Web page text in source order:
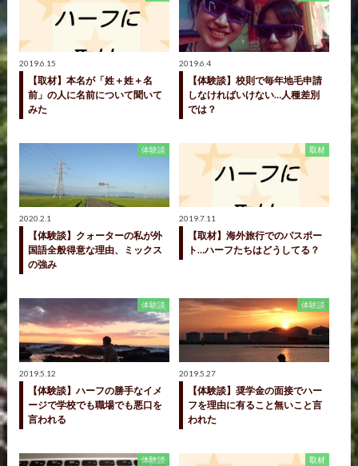
2019.6.15
【取材】本名が「姓＋姓＋名
前」の人に名前について聞いて
みた
2019.6.4
【体験談】校則で毎年地毛申請
しなければいけない…人種差別
では？
体験談
2020.2.1
【体験談】クォーターの私が外
国語全般得意な理由、ミックス
の強み
取材
2019.7.11
【取材】海外旅行でのパスポー
ト…ハーフたちはどうしてる？
体験談
2019.5.12
【体験談】ハーフの勝手なイメ
ージで学校でも職場でも悪口を
言われる
体験談
2019.5.27
【体験談】奨学金の面接でハー
フを理由に有ること無いこと言
われた
体験談 取材